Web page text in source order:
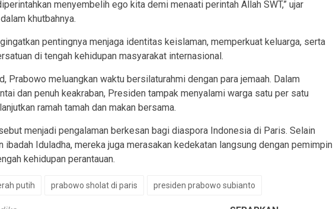
menyembelih ego kita demi menaati perintah Allah SWT,” ujar
khutbahnya.
pentingnya menjaga identitas keislaman, memperkuat keluarga, serta
di tengah kehidupan masyarakat internasional.
Prabowo meluangkan waktu bersilaturahmi dengan para jemaah. Dalam
dan penuh keakraban, Presiden tampak menyalami warga satu per satu
ramah tamah dan makan bersama.
menjadi pengalaman berkesan bagi diaspora Indonesia di Paris. Selain
ibadah Iduladha, mereka juga merasakan kedekatan langsung dengan pemimpin
kehidupan perantauan.
putih prabowo sholat di paris presiden prabowo subianto